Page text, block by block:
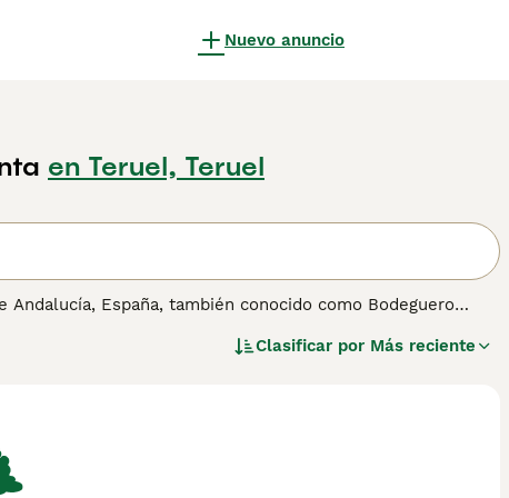
Nuevo anuncio
en Teruel, Teruel
España, también conocido como Bodeguero
que lo convierte en un excelente compañero para
Clasificar por Más reciente